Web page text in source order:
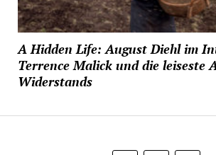
A Hidden Life: August Diehl im
Terrence Malick und die leiseste
Widerstands